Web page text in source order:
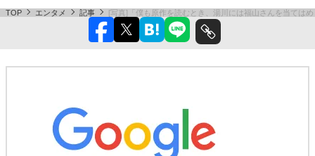
TOP エンタメ 記事 [写真]「僕も原作を読むとき、湯川には福山さんを当ては